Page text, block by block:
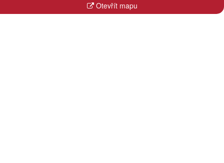
Otevřít mapu